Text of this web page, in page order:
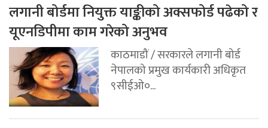
लगानी बोर्डमा नियुक्त याङ्कीको अक्सफोर्ड पढेको र
यूएनडिपीमा काम गरेको अनुभव
काठमाडौं / सरकारले लगानी बोर्ड
नेपालको प्रमुख कार्यकारी अधिकृत
९सीईओ०...